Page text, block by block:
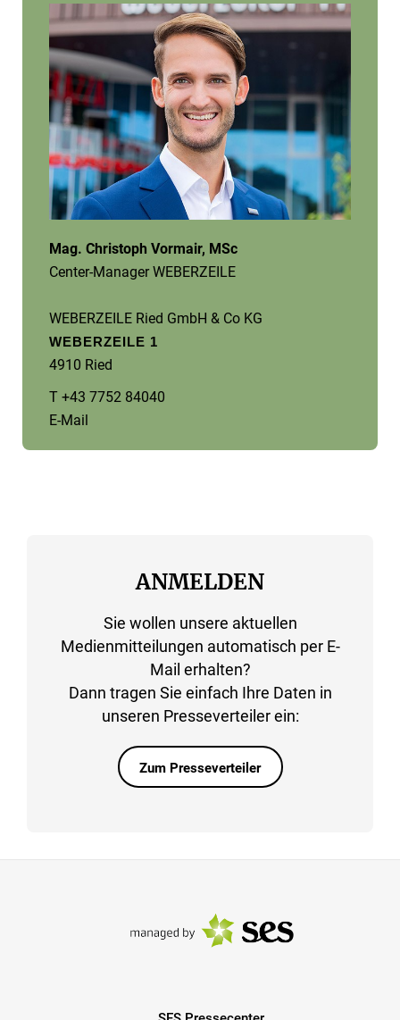
Mag. Christoph Vormair, MSc
Center-Manager WEBERZEILE
WEBERZEILE Ried GmbH & Co KG
WEBERZEILE 1
4910 Ried
T +43 7752 84040
E-Mail
ANMELDEN
Sie wollen unsere aktuellen
Medienmitteilungen automatisch per E-
Mail erhalten?
Dann tragen Sie einfach Ihre Daten in
unseren Presseverteiler ein:
Zum Presseverteiler